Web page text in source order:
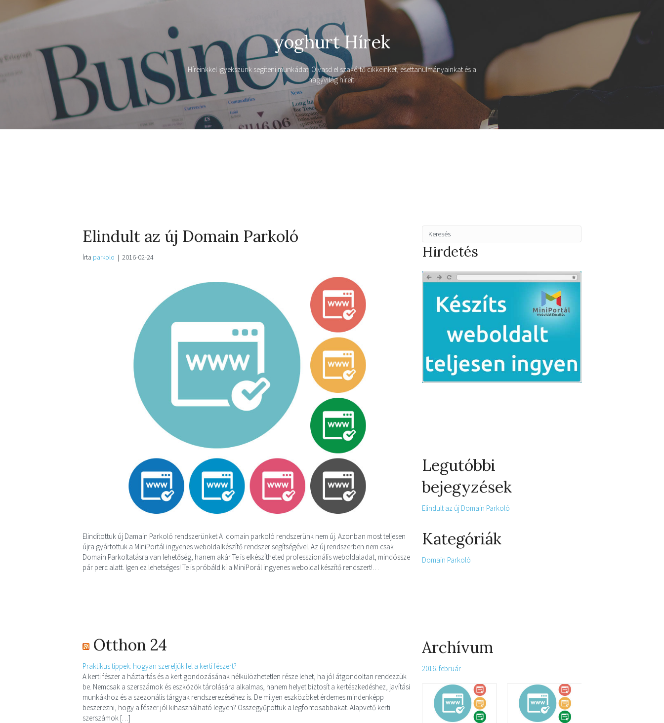
yoghurt Hírek
Híreinkkel igyekszünk segíteni munkádat. Olvasd el szakértő cikkeinket, esettanulmányainkat és a
nagyvilág híreit.
Elindult az új Domain Parkoló
Írta parkolo | 2016-02-24
Elindítottuk új Damain Parkoló rendszerünket A domain parkoló rendszerünk nem új. Azonban most teljesen
újra gyártottuk a MiniPortál ingyenes weboldalkészítő rendszer segítségével. Az új rendszerben nem csak
Domain Parkoltatásra van lehetőség, hanem akár Te is elkészítheted professzionális weboldaladat, mindössze
pár perc alatt. Igen ez lehetséges! Te is próbáld ki a MiniPorál ingyenes weboldal készítő rendszert!…
Otthon 24
Praktikus tippek: hogyan szereljük fel a kerti fészert?
A kerti fészer a háztartás és a kert gondozásának nélkülözhetetlen része lehet, ha jól átgondoltan rendezzük
be. Nemcsak a szerszámok és eszközök tárolására alkalmas, hanem helyet biztosít a kertészkedéshez, javítási
munkákhoz és a szezonális tárgyak rendszerezéséhez is. De milyen eszközöket érdemes mindenképp
beszerezni, hogy a fészer jól kihasználható legyen? Összegyűjtöttük a legfontosabbakat. Alapvető kerti
szerszámok […]
Hirdetés
Legutóbbi
bejegyzések
Elindult az új Domain Parkoló
Kategóriák
Domain Parkoló
Archívum
2016. február